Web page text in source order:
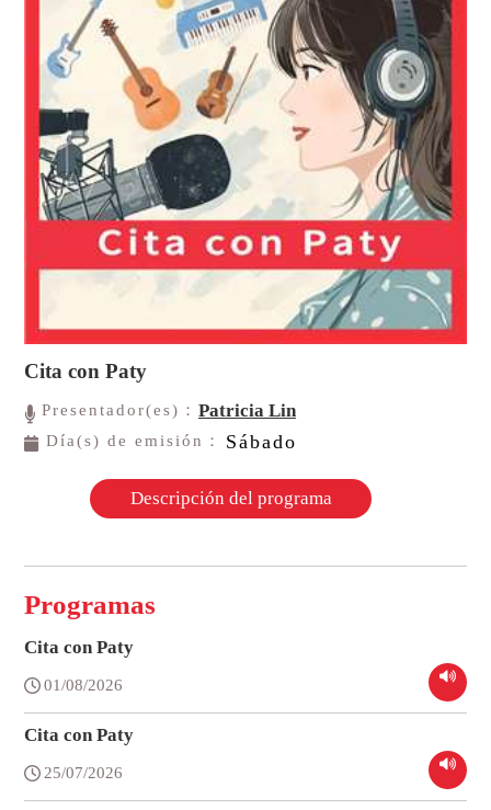
Cita con Paty
Presentador(es)：Patricia Lin
Día(s) de emisión： Sábado
Descripción del programa
Programas
Cita con Paty
01/08/2026
Cita con Paty
25/07/2026